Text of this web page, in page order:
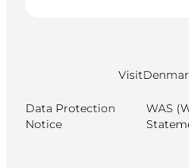
Data Protection
Notice
WAS